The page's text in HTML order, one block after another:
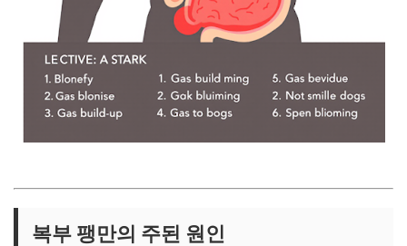
복부 팽만의 주된 원인